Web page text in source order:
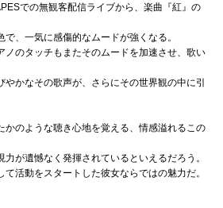
での無観客配信ライブから、楽曲『紅』の
、一気に感傷的なムードが強くなる。
ノのタッチもまたそのムードを加速させ、歌い
やかなその歌声が、さらにその世界観の中に引
かのような聴き心地を覚える、情感溢れるこの
が遺憾なく発揮されているといえるだろう。
活動をスタートした彼女ならではの魅力だ。